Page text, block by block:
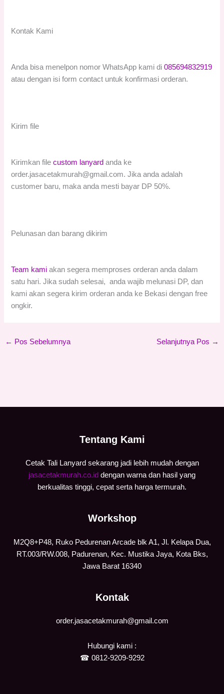
Kontak Kami
Anda bisa menelpon nomor WhatsApp kami di085694832919
atau dengan isi form contact untuk konfirmasi orderan.
Kirim file
Kirimkan filecustom lanyard anda ke
order.jasacetakmurah@gmail.com. Jika anda adalah
customer baru, maka anda mesti bayar DP 50%.
Pelunasan dan barang dikirim
Team kami akan segera memproses orderan anda dalam
satu hari. Jika sudah selesai, anda wajib melunasi DP, dan
kami akan segera kirim orderan anda ke Bekasi dengan free
ongkir.
← Pos Sebelumnya Selanjutnya Pos →
Tentang Kami
Cetak Tali Lanyard sekarang jadi lebih mudah dengan
jasacetakmurah.co.id dengan warna dan hasil yang
berkualitas tinggi, cepat serta harga termurah.
Workshop
M2Q8+P48, Ruko Pedurenan Arcade blk A1, Jl. Kelapa Dua,
RT.003/RW.008, Padurenan, Kec. Mustika Jaya, Kota Bks,
Jawa Barat 16340
Kontak
order.jasacetakmurah@gmail.com
Hubungi kami :
☎ 0812-9209-9292